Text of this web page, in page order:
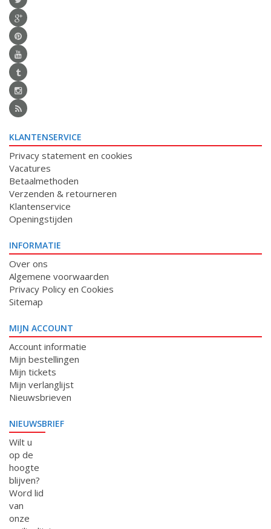
KLANTENSERVICE
Privacy statement en cookies
Vacatures
Betaalmethoden
Verzenden & retourneren
Klantenservice
Openingstijden
INFORMATIE
Over ons
Algemene voorwaarden
Privacy Policy en Cookies
Sitemap
MIJN ACCOUNT
Account informatie
Mijn bestellingen
Mijn tickets
Mijn verlanglijst
Nieuwsbrieven
NIEUWSBRIEF
Wilt u
op de
hoogte
blijven?
Word lid
van
onze